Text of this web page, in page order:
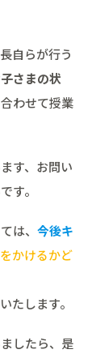
自らが行う
さまの状
わせて授業
す、お問い
す。
は、 今後キ
かけるかど
たします。
したら、是